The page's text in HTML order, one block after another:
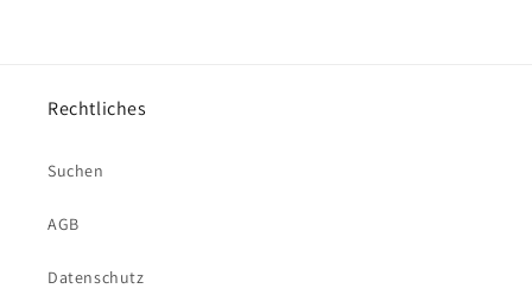
Rechtliches
Suchen
AGB
Datenschutz